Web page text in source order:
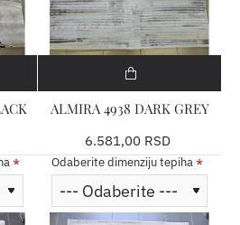
ALMIRA 4938 DARK GREY
6.581,00 RSD
Odaberite dimenziju tepiha